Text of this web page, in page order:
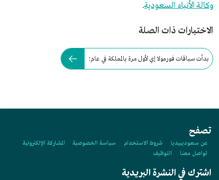
وكالة الأنباء السعودية.
الاختبارات ذات الصلة
بدأت سباقات فورمولا إي لأول مرة بالمملكة في عام:
تصفح
عن سعوديبيديا شروط الاستخدام سياسة الخصوصية
المشاركة الإلكترونية
تواصل معنا
التوظيف
اشترك في النشرة البريدية